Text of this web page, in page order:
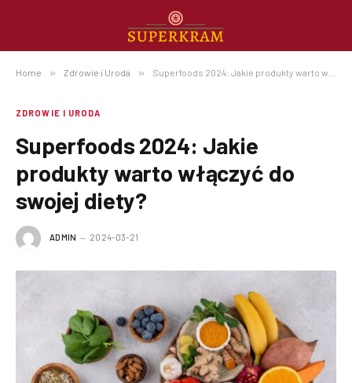
Home » Zdrowie i Uroda » Superfoods 2024: Jakie produkty warto włączyć do swojej diety?
ZDROWIE I URODA
Superfoods 2024: Jakie
produkty warto włączyć do
swojej diety?
ADMIN 2024-03-21